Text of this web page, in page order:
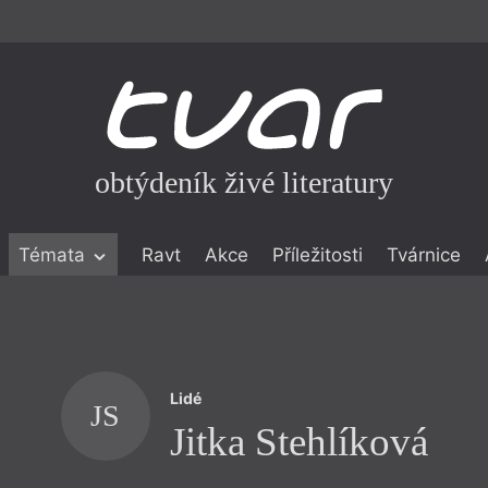
obtýdeník živé literatury
Témata Ravt Akce Příležitosti Tvárnice
JS Lidé
Jitka Stehlíková